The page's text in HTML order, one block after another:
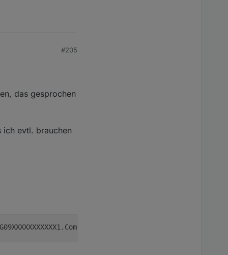
#205
das gesprochen
ich evtl. brauchen